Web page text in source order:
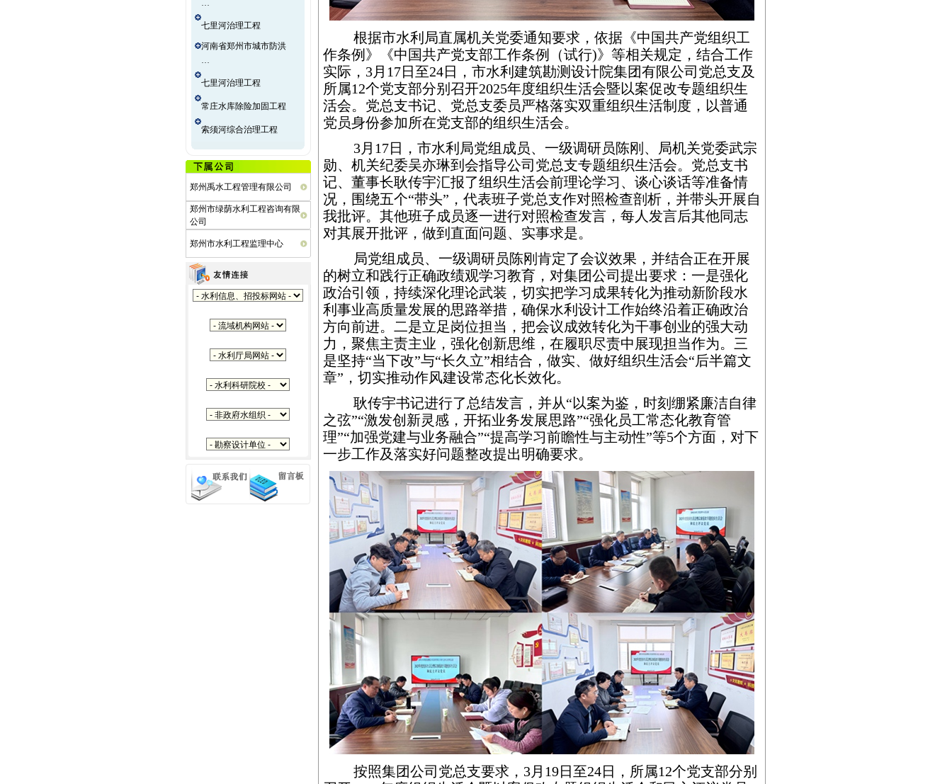
···
七里河治理工程
河南省郑州市城市防洪
···
七里河治理工程
常庄水库除险加固工程
索须河综合治理工程
郑州禹水工程管理有限公司
郑州市绿荫水利工程咨询有限
公司
郑州市水利工程监理中心
根据市水利局直属机关党委通知要求，依据《中国共产党组织工
作条例》《中国共产党支部工作条例（试行)》等相关规定，结合工作
实际，3月17日至24日，市水利建筑勘测设计院集团有限公司党总支及
所属12个党支部分别召开2025年度组织生活会暨以案促改专题组织生
活会。党总支书记、党总支委员严格落实双重组织生活制度，以普通
党员身份参加所在党支部的组织生活会。
3月17日，市水利局党组成员、一级调研员陈刚、局机关党委武宗
勋、机关纪委吴亦琳到会指导公司党总支专题组织生活会。党总支书
记、董事长耿传宇汇报了组织生活会前理论学习、谈心谈话等准备情
况，围绕五个“带头”，代表班子党总支作对照检查剖析，并带头开展自
我批评。其他班子成员逐一进行对照检查发言，每人发言后其他同志
对其展开批评，做到直面问题、实事求是。
局党组成员、一级调研员陈刚肯定了会议效果，并结合正在开展
的树立和践行正确政绩观学习教育，对集团公司提出要求：一是强化
政治引领，持续深化理论武装，切实把学习成果转化为推动新阶段水
利事业高质量发展的思路举措，确保水利设计工作始终沿着正确政治
方向前进。二是立足岗位担当，把会议成效转化为干事创业的强大动
力，聚焦主责主业，强化创新思维，在履职尽责中展现担当作为。三
是坚持“当下改”与“长久立”相结合，做实、做好组织生活会“后半篇文
章”，切实推动作风建设常态化长效化。
耿传宇书记进行了总结发言，并从“以案为鉴，时刻绷紧廉洁自律
之弦”“激发创新灵感，开拓业务发展思路”“强化员工常态化教育管
理”“加强党建与业务融合”“提高学习前瞻性与主动性”等5个方面，对下
一步工作及落实好问题整改提出明确要求。
按照集团公司党总支要求，3月19日至24日，所属12个党支部分别